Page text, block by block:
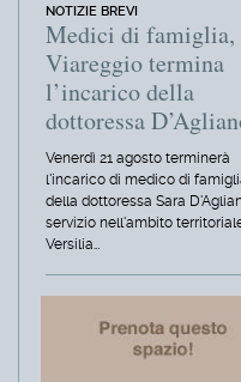
NOTIZIE BREVI
Medici di famiglia,
Viareggio termina
l’incarico della
dottoressa
Venerdì 21 agosto terminerà
l'incarico di medico di
della dottoressa Sara
servizio nell'ambito
Versilia…